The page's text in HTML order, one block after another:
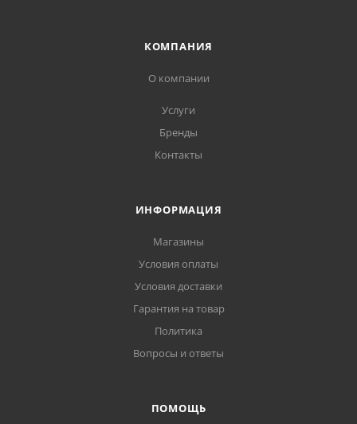
КОМПАНИЯ
О компании
Услуги
Бренды
Контакты
ИНФОРМАЦИЯ
Магазины
Условия оплаты
Условия доставки
Гарантия на товар
Политика
Вопросы и ответы
ПОМОЩЬ